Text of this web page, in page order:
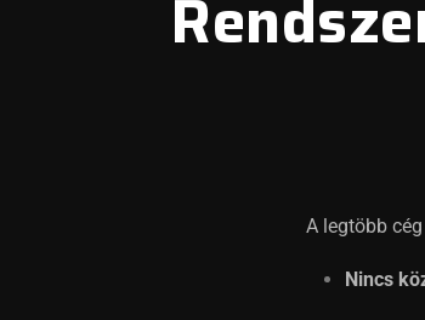
A legtöbb
Nincs